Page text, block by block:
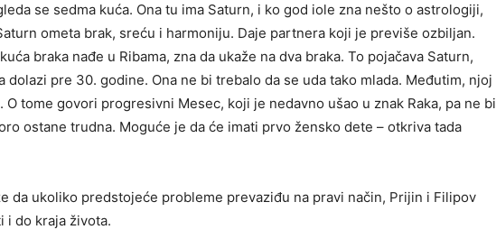
se sedma kuća. Ona tu ima Saturn, i ko god iole zna nešto o astrologiji,
ometa brak, sreću i harmoniju. Daje partnera koji je previše ozbiljan.
braka nađe u Ribama, zna da ukaže na dva braka. To pojačava Saturn,
dolazi pre 30. godine. Ona ne bi trebalo da se uda tako mlada. Međutim, njoj
O tome govori progresivni Mesec, koji je nedavno ušao u znak Raka, pa ne bi
ostane trudna. Moguće je da će imati prvo žensko dete – otkriva tada
da ukoliko predstojeće probleme prevaziđu na pravi način, Prijin i Filipov
i do kraja života.